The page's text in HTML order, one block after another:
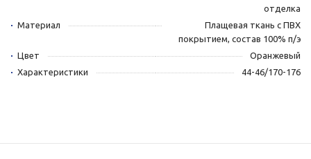
отделка
Материал
Плащевая ткань с ПВХ
покрытием, состав 100% п/э
Цвет
Оранжевый
Характеристики
44-46/170-176